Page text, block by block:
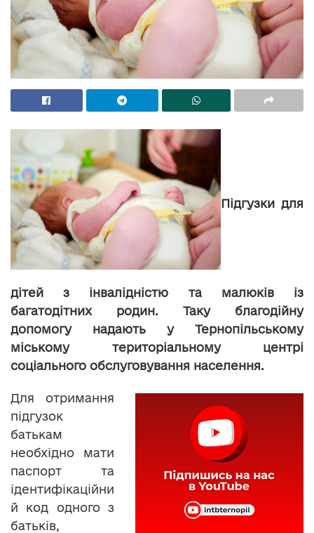
Підгузки для
дітей з інвалідністю та малюків із
багатодітних родин. Таку благодійну
допомогу надають у Тернопільському
міському територіальному центрі
соціального обслуговування населення.
Для отримання
підгузок
батькам
необхідно мати
паспорт та
ідентифікаційни
й код одного з
батьків,